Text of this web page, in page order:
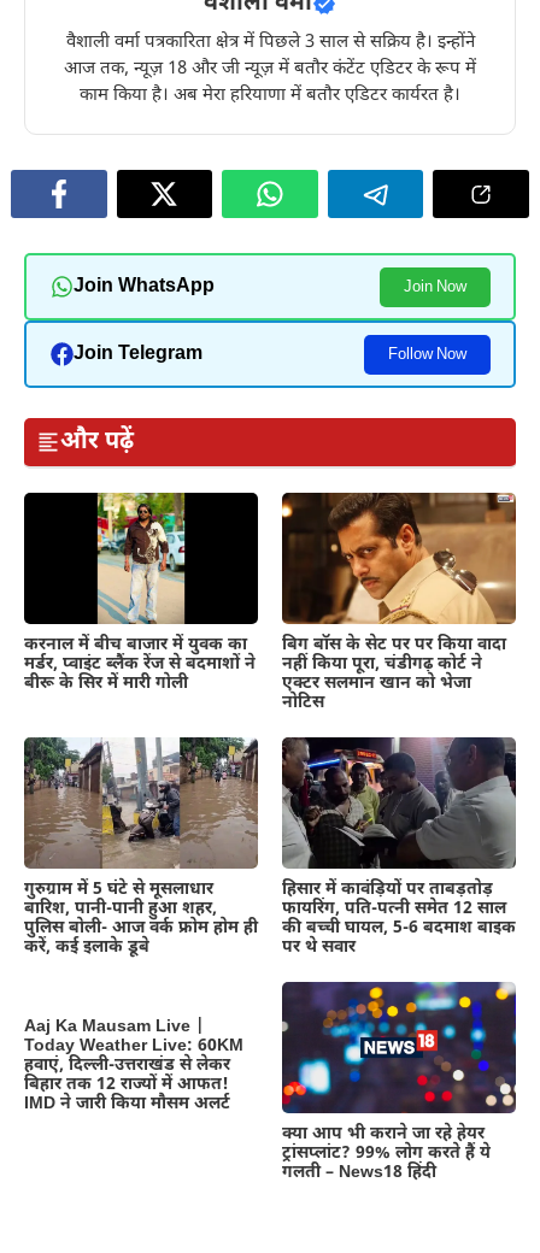
वैशाली वर्मा पत्रकारिता क्षेत्र में पिछले 3 साल से सक्रिय है। इन्होंने
आज तक, न्यूज़ 18 और जी न्यूज़ में बतौर कंटेंट एडिटर के रूप में
काम किया है। अब मेरा हरियाणा में बतौर एडिटर कार्यरत है।
Join WhatsApp Join Now
Join Telegram Follow Now
और पढ़ें
करनाल में बीच बाजार में युवक का
मर्डर, प्वाइंट ब्लैंक रेंज से बदमाशों ने
बीरू के सिर में मारी गोली
बिग बॉस के सेट पर पर किया वादा
नहीं किया पूरा, चंडीगढ़ कोर्ट ने
एक्टर सलमान खान को भेजा
नोटिस
गुरुग्राम में 5 घंटे से मूसलाधार
बारिश, पानी-पानी हुआ शहर,
पुलिस बोली- आज वर्क फ्रोम होम ही
करें, कई इलाके डूबे
हिसार में कावंड़ियों पर ताबड़तोड़
फायरिंग, पति-पत्नी समेत 12 साल
की बच्ची घायल, 5-6 बदमाश बाइक
पर थे सवार
Aaj Ka Mausam Live |
Today Weather Live: 60KM
हवाएं, दिल्ली-उत्तराखंड से लेकर
बिहार तक 12 राज्यों में आफत!
IMD ने जारी किया मौसम अलर्ट
क्या आप भी कराने जा रहे हेयर
ट्रांसप्लांट? 99% लोग करते हैं ये
गलती – News18 हिंदी